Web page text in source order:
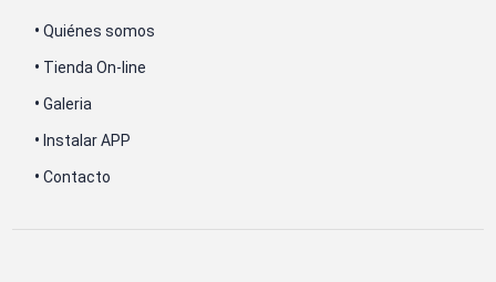
• Quiénes somos
• Tienda On-line
• Galeria
• Instalar APP
• Contacto